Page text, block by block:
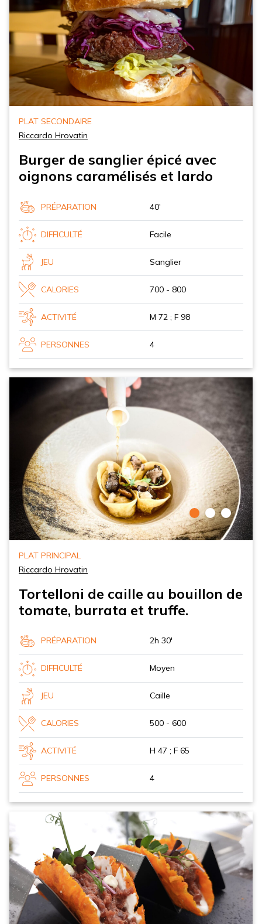
PLAT SECONDAIRE
Riccardo Hrovatin
Burger de sanglier épicé avec
oignons caramélisés et lardo
PRÉPARATION 40'
DIFFICULTÉ Facile
JEU Sanglier
CALORIES 700 - 800
ACTIVITÉ M 72 ; F 98
PERSONNES 4
PLAT PRINCIPAL
Riccardo Hrovatin
Tortelloni de caille au bouillon de
tomate, burrata et truffe.
PRÉPARATION 2h 30'
DIFFICULTÉ Moyen
JEU Caille
CALORIES 500 - 600
ACTIVITÉ H 47 ; F 65
PERSONNES 4